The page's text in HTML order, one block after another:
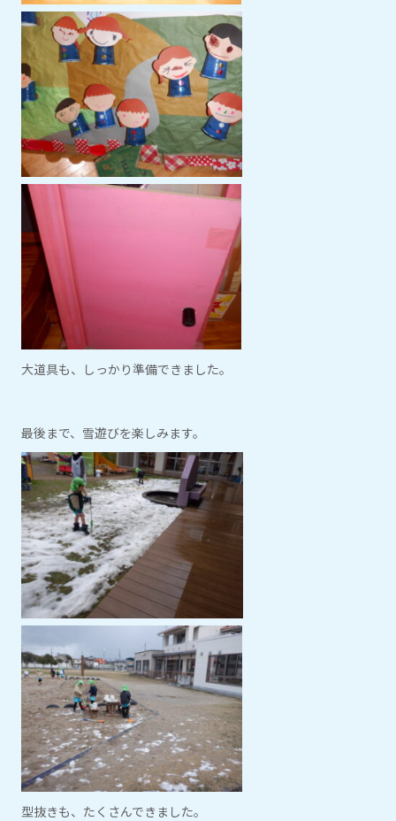
大道具も、しっかり準備できました。
最後まで、雪遊びを楽しみます。
型抜きも、たくさんできました。